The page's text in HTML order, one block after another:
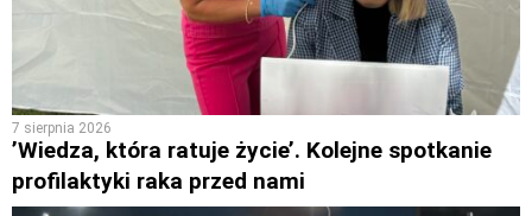
7 sierpnia 2026
’Wiedza, która ratuje życie’. Kolejne spotkanie
profilaktyki raka przed nami